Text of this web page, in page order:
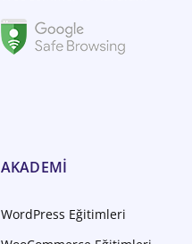
AKADEMİ
WordPress Eğitimleri